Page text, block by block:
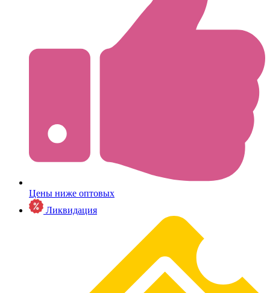
Цены ниже оптовых
Ликвидация